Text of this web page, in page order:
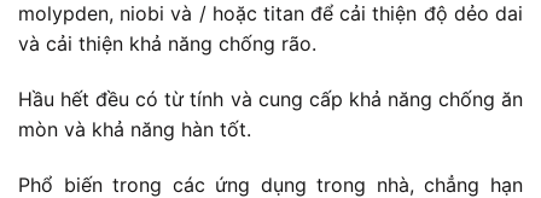
molypden, niobi và / hoặc titan để cải thiện độ dẻo dai
và cải thiện khả năng chống rão.
Hầu hết đều có từ tính và cung cấp khả năng chống ăn
mòn và khả năng hàn tốt.
Phổ biến trong các ứng dụng trong nhà, chẳng hạn